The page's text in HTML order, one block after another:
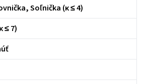
Soľnička (κ ≤ 4)
≤ 7)